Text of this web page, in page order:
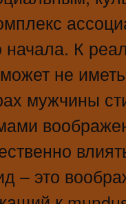
начала. К
не
мужчины
– это